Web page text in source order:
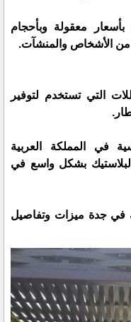
معقولة وبأحجام
من الأشخاص والمنشآت.
التي تستخدم لتوفير
في المملكة العربية
بشكل واسع في
في جدة ميزات وتفاصيل